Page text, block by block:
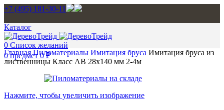
+7 (495) 181-30-11
Каталог
0 Список желаний
0предмет 0₽
ГлавнаяПиломатериалы Имитация бруса Имитация бруса из
лиственницы Класс AB 28х140 мм 2-4м
Нажмите, чтобы увеличить изображение